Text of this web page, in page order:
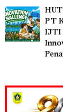
PT
IJTI